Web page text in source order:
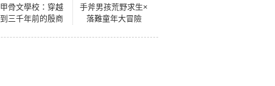
甲骨文學校：穿越
到三千年前的殷商
手斧男孩荒野求生×
落難童年大冒險